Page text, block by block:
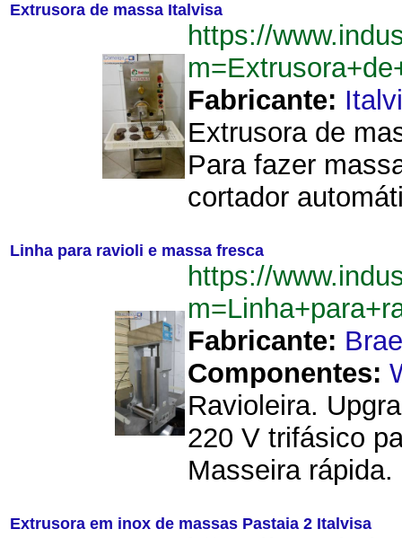
Extrusora de massa Italvisa
https://
Fabricante:
Extrusora de
Para fazer
cortador
Linha para ravioli e massa fresca
https://
Fabricante:
Componentes:
Ravioleira.
220 V trifásico
Masseira
Extrusora em inox de massas Pastaia 2 Italvisa